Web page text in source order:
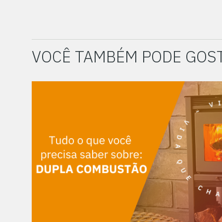
VOCÊ TAMBÉM PODE